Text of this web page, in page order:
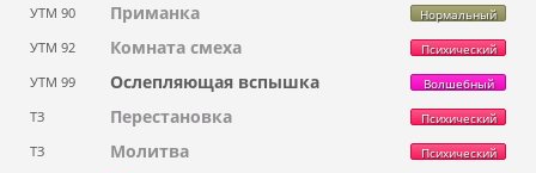
УТМ 90 Приманка Нормальный
УТМ 92 Комната смеха Психический
УТМ 99 Ослепляющая вспышка Волшебный
ТЗ Перестановка Психический
ТЗ Молитва Психический